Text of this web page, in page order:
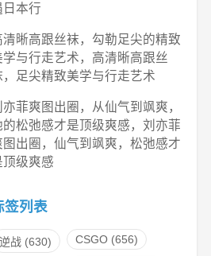
日本行
清晰高跟丝袜，勾勒足尖的精致
学与行走艺术，高清晰高跟丝
，足尖精致美学与行走艺术
亦菲爽图出圈，从仙气到飒爽，
的松弛感才是顶级爽感，刘亦菲
图出圈，仙气到飒爽，松弛感才
顶级爽感
签列表
逆战 (630) CSGO (656)